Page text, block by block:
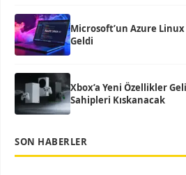
Microsoft’un Azure Linux
Geldi
Xbox’a Yeni Özellikler
Sahipleri Kıskanacak
SON HABERLER